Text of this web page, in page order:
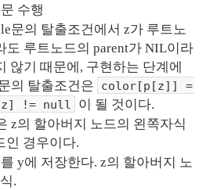
수행
문의 탈출조건에서 z가 루트노
도 루트노드의 parent가 NIL이라
않기 때문에, 구현하는 단계에
의 탈출조건은
color[p[z]] =
!= null
이 될 것이다.
z의 할아버지 노드의 왼쪽자식
인 경우이다.
y에 저장한다. z의 할아버지 노
.